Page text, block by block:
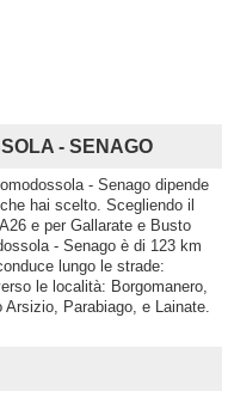
- SENAGO
- Senago dipende
hai scelto. Scegliendo il
e per Gallarate e Busto
- Senago è di 123 km
lungo le strade:
le località: Borgomanero,
Parabiago, e Lainate.